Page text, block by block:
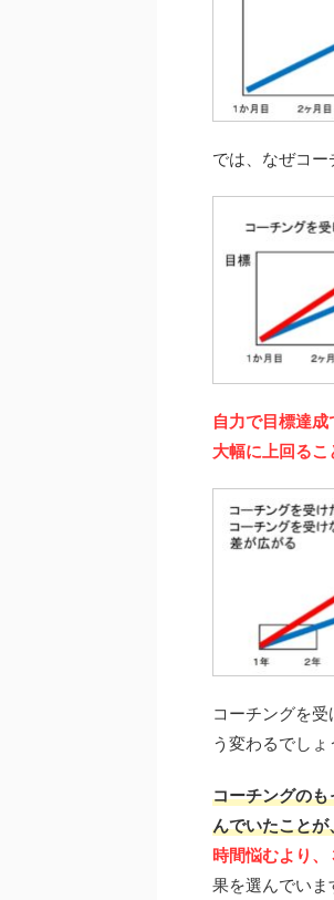
では、なぜコー
自力で目標達
大幅に上回るこ
コーチングを
う変わるでしょ
コーチングの
んでいたこと
時間悩むより
果を選んでい